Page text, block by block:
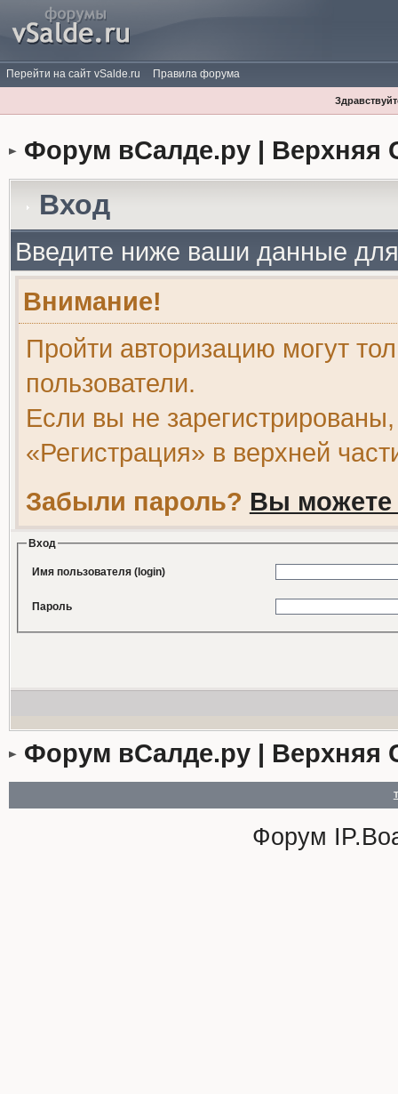
Перейти на сайт vSalde.ru Правила форума
Форум вСалде.ру | Верхняя
Вход
Введите ниже ваши данные
Внимание!
Пройти авторизацию могут
пользователи.
Если вы не
«Регистрация» в верхней
Забыли пароль? Вы можете
Вход
Имя пользователя (login)
Пароль
Форум вСалде.ру | Верхняя
Форум